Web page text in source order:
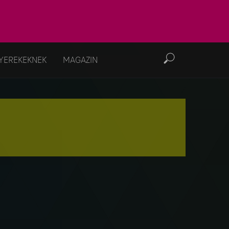
MAGAZIN